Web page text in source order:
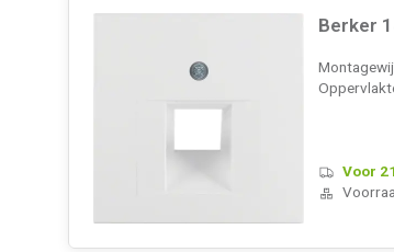
Berker
Voor